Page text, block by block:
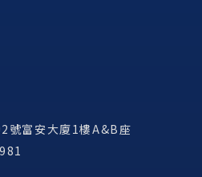
號富安大廈1樓A&B座